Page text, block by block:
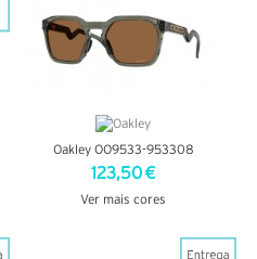
Oakley OO9533-953308
123,50 €
Ver mais cores